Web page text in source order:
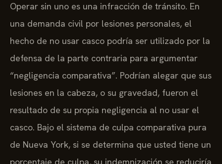
Operar sin uno es una infracción de tránsito. En
una demanda civil por lesiones personales, el
hecho de no usar casco podría ser utilizado por la
defensa de la parte contraria para argumentar
“negligencia comparativa”. Podrían alegar que sus
lesiones en la cabeza, o su gravedad, fueron el
resultado de su propia negligencia al no usar el
casco. Bajo el sistema de culpa comparativa pura
de Nueva York, si se determina que usted tiene un